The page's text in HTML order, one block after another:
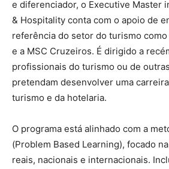
e diferenciador, o Executive Master
& Hospitality conta com o apoio de
referência do setor do turismo como
e a MSC Cruzeiros. É dirigido a
profissionais do turismo ou de
pretendam desenvolver uma
turismo e da hotelaria.
O programa está alinhado com a
(Problem Based Learning), focado
reais, nacionais e internacionais.